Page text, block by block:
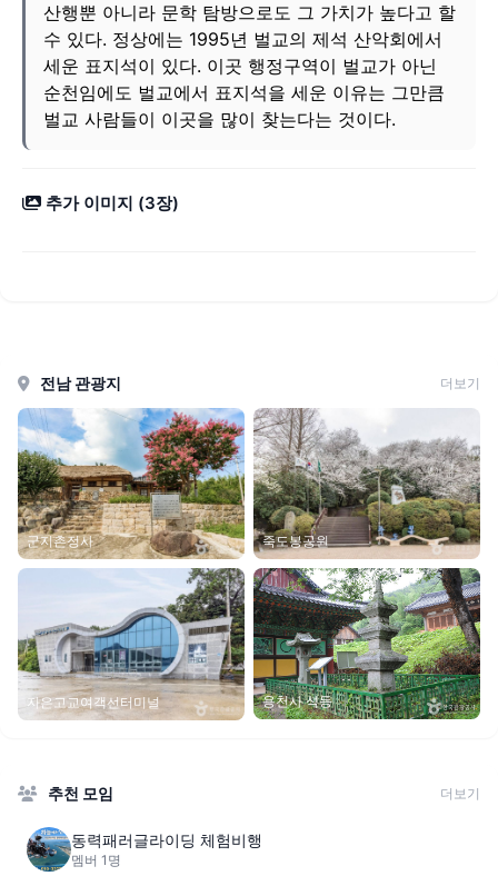
산행뿐 아니라 문학 탐방으로도 그 가치가 높다고 할
수 있다. 정상에는 1995년 벌교의 제석 산악회에서
세운 표지석이 있다. 이곳 행정구역이 벌교가 아닌
순천임에도 벌교에서 표지석을 세운 이유는 그만큼
벌교 사람들이 이곳을 많이 찾는다는 것이다.
추가 이미지 (3장)
전남 관광지 더보기
군지촌정사 죽도봉공원
자은고교여객선터미널 용천사 석등
추천 모임 더보기
동력패러글라이딩 체험비행
멤버 1명